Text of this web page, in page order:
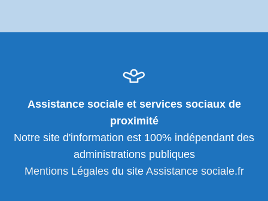
Assistance sociale et services sociaux de
proximité
Notre site d'information est 100% indépendant des
administrations publiques
Mentions Légalesdu site Assistance sociale.fr